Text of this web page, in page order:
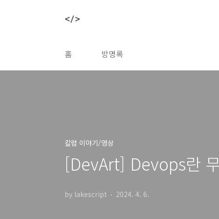
홈 방명록
칼럼 이야기/영상
[DevArt] Devops란
by lakescript 2024. 4. 6.